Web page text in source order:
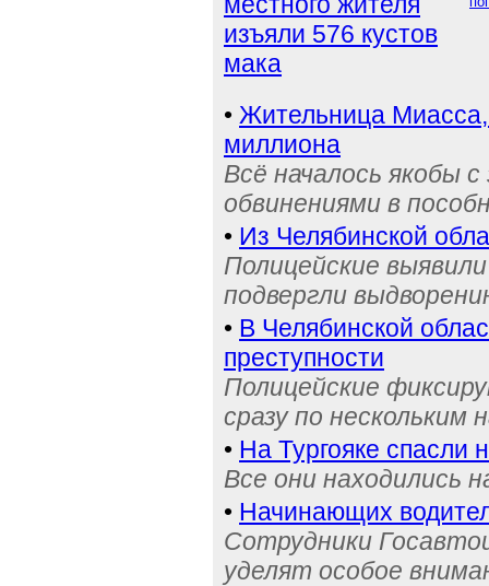
изъяли 576 кустов
мака
• Жительница
миллиона
Всё началось якобы
обвинениями в
• Из Челябинской
Полицейские
подвергли
• В Челябинской
преступности
Полицейские
сразу по нескольким
• На Тургояке спасли
Все они находились
• Начинающих
Сотрудники
уделят особое